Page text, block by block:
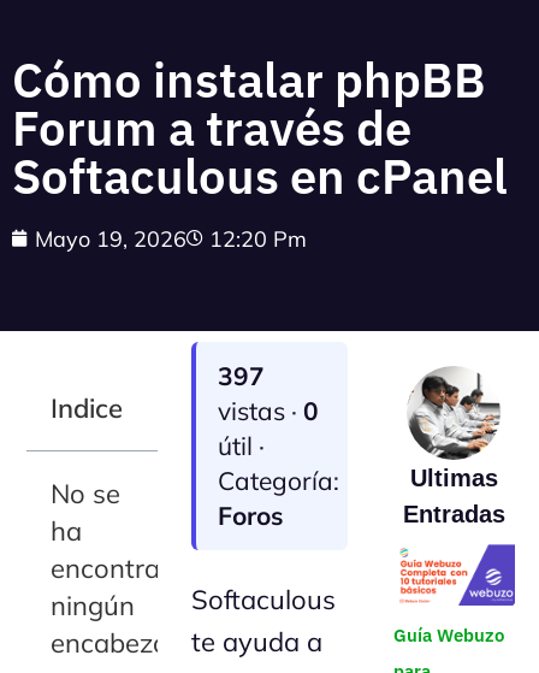
Cómo instalar phpBB
Forum a través de
Softaculous en cPanel
Mayo 19, 2026 12:20 Pm
Indice
No se
ha
encontrado
ningún
encabezado
397
vistas ·0
útil ·
Categoría:
Foros
Softaculous
te ayuda a
Ultimas
Entradas
Guía Webuzo